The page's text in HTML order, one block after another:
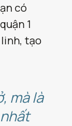
có
1
tạo
mà là